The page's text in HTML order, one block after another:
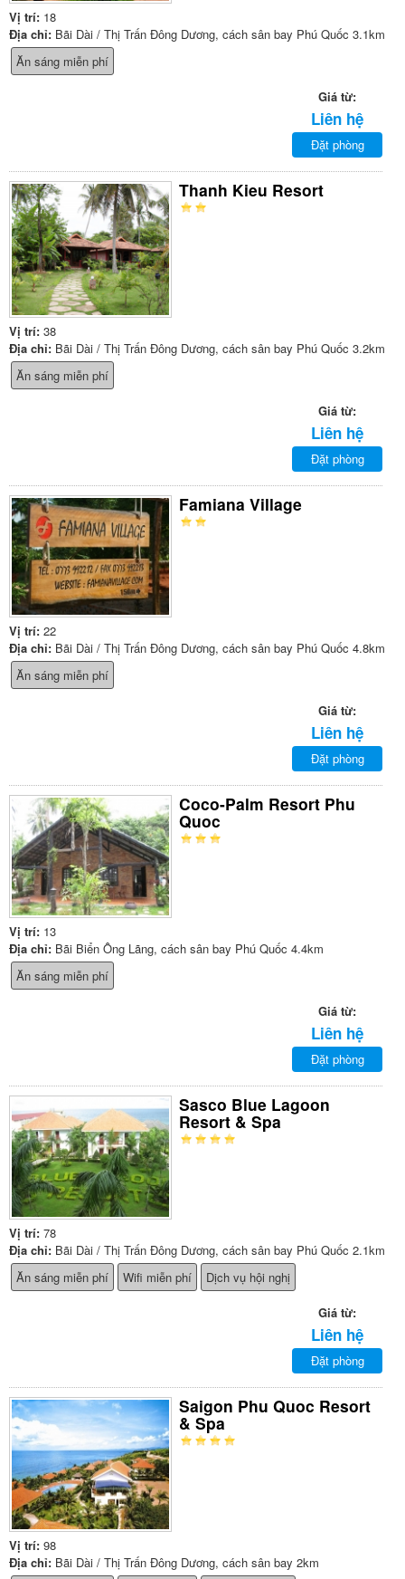
Vị trí: 18
Địa chỉ: Bãi Dài / Thị Trấn Đông Dương, cách sân bay Phú Quốc 3.1km
Ăn sáng miễn phí
Giá từ:
Liên hệ
Đặt phòng
Thanh Kieu Resort
Vị trí: 38
Địa chỉ: Bãi Dài / Thị Trấn Đông Dương, cách sân bay Phú Quốc 3.2km
Ăn sáng miễn phí
Giá từ:
Liên hệ
Đặt phòng
Famiana Village
Vị trí: 22
Địa chỉ: Bãi Dài / Thị Trấn Đông Dương, cách sân bay Phú Quốc 4.8km
Ăn sáng miễn phí
Giá từ:
Liên hệ
Đặt phòng
Coco-Palm Resort Phu
Quoc
Vị trí: 13
Địa chỉ: Bãi Biển Ông Lãng, cách sân bay Phú Quốc 4.4km
Ăn sáng miễn phí
Giá từ:
Liên hệ
Đặt phòng
Sasco Blue Lagoon
Resort & Spa
Vị trí: 78
Địa chỉ: Bãi Dài / Thị Trấn Đông Dương, cách sân bay Phú Quốc 2.1km
Ăn sáng miễn phí
Wifi miễn phí Dịch vụ hội nghị
Giá từ:
Liên hệ
Đặt phòng
Saigon Phu Quoc Resort
& Spa
Vị trí: 98
Địa chỉ: Bãi Dài / Thị Trấn Đông Dương, cách sân bay 2km